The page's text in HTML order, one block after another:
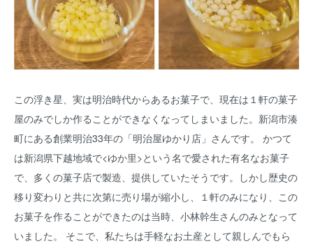
この浮き星、実は明治時代からあるお菓子で、現在は１軒の菓子
屋のみでしか作ることができなくなってしまいました。新潟市湊
町にある創業明治33年の「明治屋ゆかり店」さんです。 かつて
は新潟県下越地域で<ゆか里>という名で愛された有名なお菓子
で、多くの菓子店で製造、提供していたそうです。しかし歴史の
移り変わりと共に次第に売り場が縮小し、１軒のみになり、この
お菓子を作ることができたのは当時、小林幹生さんのみとなって
いました。 そこで、私たちは手軽なお土産として親しんでもら